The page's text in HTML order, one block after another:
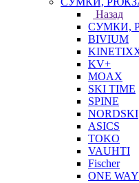
Назад
СУМКИ,
BIVIUM
KV+
MOAX
SKI TIME
SPINE
NORDSKI
ASICS
TOKO
VAUHTI
Fischer
ONE WAY